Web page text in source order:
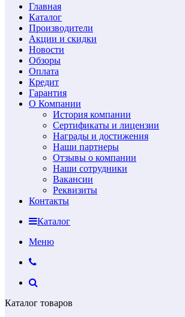
Главная
Каталог
Производители
Акции и скидки
Новости
Обзоры
Оплата
Кредит
Гарантия
О Компании
История компании
Сертификаты и лицензии
Награды и достижения
Наши партнеры
Отзывы о компании
Наши сотрудники
Вакансии
Реквизиты
Контакты
Каталог
Меню
Каталог товаров